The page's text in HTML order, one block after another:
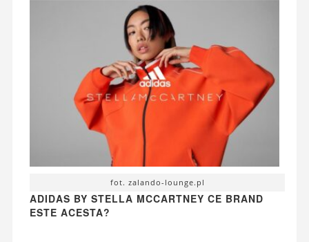
fot. zalando-lounge.pl
ADIDAS BY STELLA MCCARTNEY CE BRAND
ESTE ACESTA?